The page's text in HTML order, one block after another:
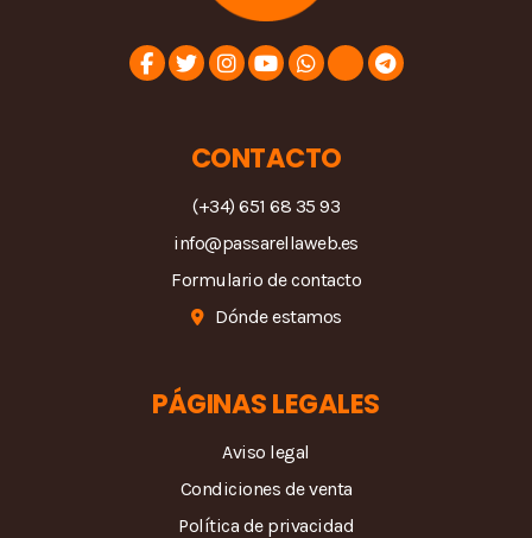
CONTACTO
(+34) 651 68 35 93
info@passarellaweb.es
Formulario de contacto
Dónde estamos
PÁGINAS LEGALES
Aviso legal
Condiciones de venta
Política de privacidad